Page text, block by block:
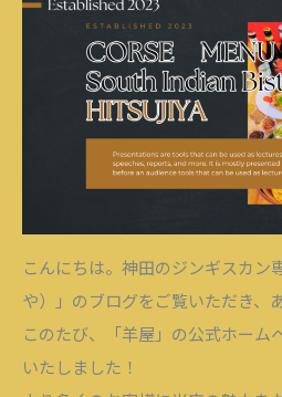
こんにちは。神田のジンギスカン
や）」のブログをご覧いただき、
このたび、「羊屋」の公式ホーム
いたしました！